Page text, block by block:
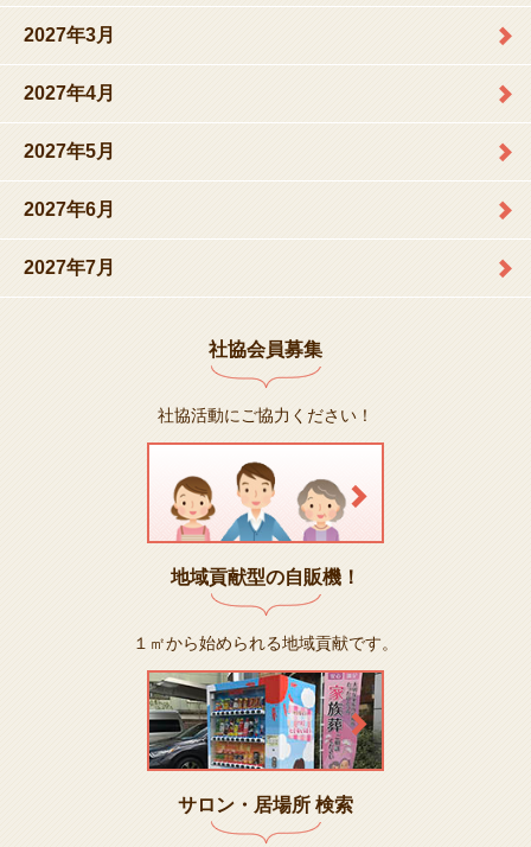
2027年3月
2027年4月
2027年5月
2027年6月
2027年7月
社協会員募集
社協活動にご協力ください！
地域貢献型の自販機！
１㎡から始められる地域貢献です。
サロン・居場所 検索